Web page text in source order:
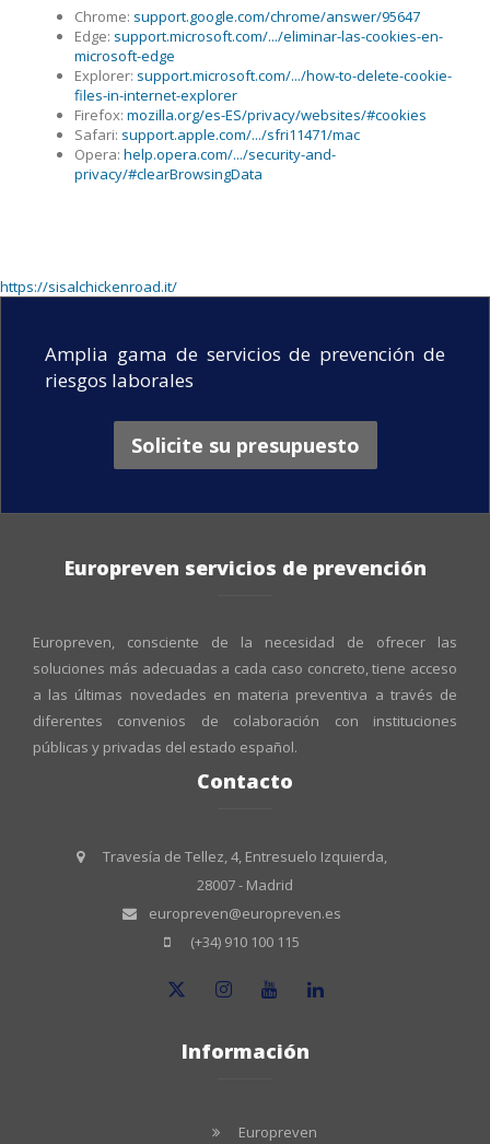
Chrome: support.google.com/chrome/answer/95647
Edge: support.microsoft.com/.../eliminar-las-cookies-en-
microsoft-edge
Explorer: support.microsoft.com/.../how-to-delete-cookie-
files-in-internet-explorer
Firefox: mozilla.org/es-ES/privacy/websites/#cookies
Safari: support.apple.com/.../sfri11471/mac
Opera: help.opera.com/.../security-and-
privacy/#clearBrowsingData
https://sisalchickenroad.it/
Amplia gama de servicios de prevención de
riesgos laborales
Solicite su presupuesto
Europreven servicios de prevención
Europreven, consciente de la necesidad de ofrecer las
soluciones más adecuadas a cada caso concreto, tiene acceso
a las últimas novedades en materia preventiva a través de
diferentes convenios de colaboración con instituciones
públicas y privadas del estado español.
Contacto
Travesía de Tellez, 4, Entresuelo Izquierda,
28007 - Madrid
europreven@europreven.es
(+34) 910 100 115
Información
Europreven